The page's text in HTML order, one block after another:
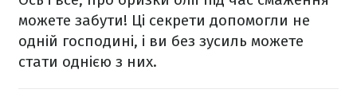
можете забути! Ці секрети допомогли не
одній господині, і ви без зусиль можете
стати однією з них.